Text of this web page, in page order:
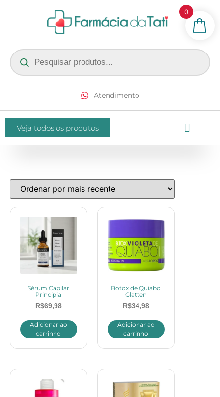
Atendimento
Veja todos os produtos
Sérum Capilar
Principia
R$69,98
Adicionar ao
carrinho
Botox de Quiabo
Glatten
R$34,98
Adicionar ao
carrinho
0